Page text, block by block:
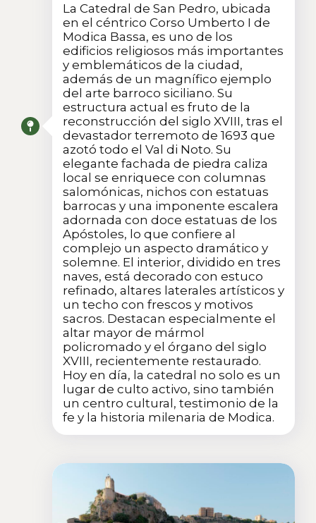
La Catedral de San Pedro, ubicada
en el céntrico Corso Umberto I de
Modica Bassa, es uno de los
edificios religiosos más importantes
y emblemáticos de la ciudad,
además de un magnífico ejemplo
del arte barroco siciliano. Su
estructura actual es fruto de la
reconstrucción del siglo XVIII, tras el
devastador terremoto de 1693 que
azotó todo el Val di Noto. Su
elegante fachada de piedra caliza
local se enriquece con columnas
salomónicas, nichos con estatuas
barrocas y una imponente escalera
adornada con doce estatuas de los
Apóstoles, lo que confiere al
complejo un aspecto dramático y
solemne. El interior, dividido en tres
naves, está decorado con estuco
refinado, altares laterales artísticos y
un techo con frescos y motivos
sacros. Destacan especialmente el
altar mayor de mármol
policromado y el órgano del siglo
XVIII, recientemente restaurado.
Hoy en día, la catedral no solo es un
lugar de culto activo, sino también
un centro cultural, testimonio de la
fe y la historia milenaria de Modica.